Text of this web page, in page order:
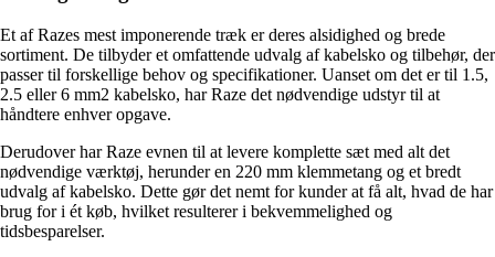
Et af Razes mest imponerende træk er deres alsidighed og brede
sortiment. De tilbyder et omfattende udvalg af kabelsko og tilbehør, der
passer til forskellige behov og specifikationer. Uanset om det er til 1.5,
2.5 eller 6 mm2 kabelsko, har Raze det nødvendige udstyr til at
håndtere enhver opgave.
Derudover har Raze evnen til at levere komplette sæt med alt det
nødvendige værktøj, herunder en 220 mm klemmetang og et bredt
udvalg af kabelsko. Dette gør det nemt for kunder at få alt, hvad de har
brug for i ét køb, hvilket resulterer i bekvemmelighed og
tidsbesparelser.